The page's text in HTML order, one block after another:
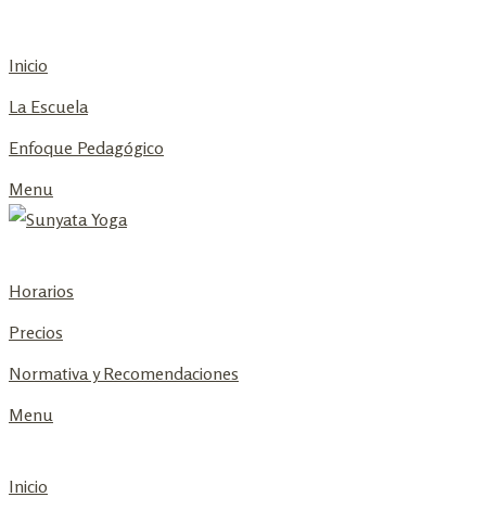
to
Inicio
La Escuela
Enfoque Pedagógico
Menu
Horarios
Precios
Normativa y Recomendaciones
Menu
Inicio